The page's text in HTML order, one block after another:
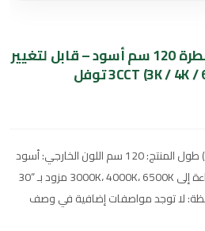
اقتراح 1: كشاف بنل مسطرة 120 سم أسود – قابل لتغيير
كشاف مسطرة بنل (لوحة إضاءة) طول المنتج: 120 سم اللون الخارجي: أسود
ميزة 3CCT: قابل لتغيير لون الإضاءة إلى 3000K، 4000K، 6500K مزود بـ “30
لا توجد مواصفات إضافية في وصف